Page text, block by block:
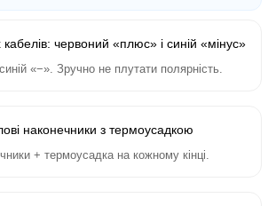
«−». Зручно не плутати полярність.
+ термоусадка на кожному кінці.